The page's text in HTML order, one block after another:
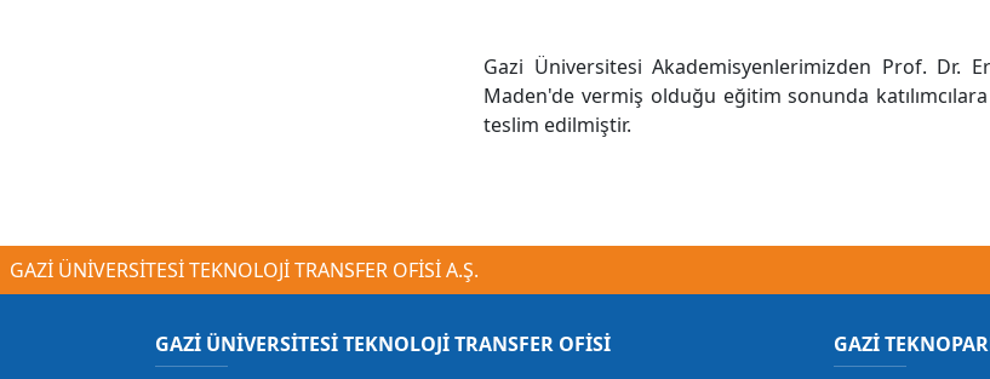
Gazi Üniversitesi Akademisyenlerimizden Prof. Dr.
Maden'de vermiş olduğu eğitim sonunda katılımcılara
teslim edilmiştir.
GAZİ ÜNİVERSİTESİ TEKNOLOJİ TRANSFER OFİSİ A.Ş.
GAZİ ÜNİVERSİTESİ TEKNOLOJİ TRANSFER OFİSİ GAZİ